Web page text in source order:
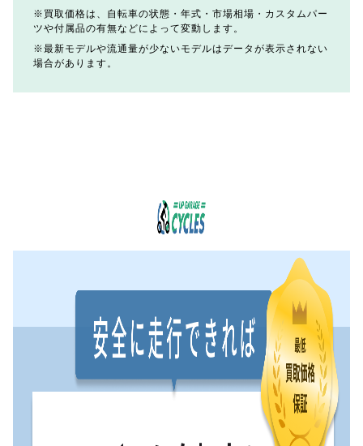
買取価格は、自転車の状態・年式・市場相場・カスタムパー
ツや付属品の有無などによって変動します。
最新モデルや流通量が少ないモデルはデータが表示されない
場合があります。